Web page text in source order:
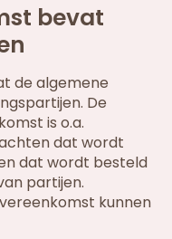
bevat
de algemene
De
is o.a.
dat wordt
dat wordt besteld
partijen.
kunnen